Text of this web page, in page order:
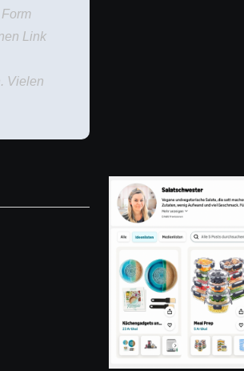
Link
Vielen